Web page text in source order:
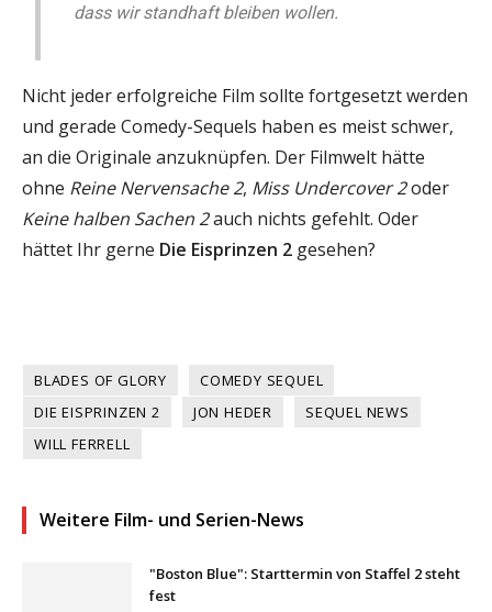
dass wir standhaft bleiben wollen.
Nicht jeder erfolgreiche Film sollte fortgesetzt werden
und gerade Comedy-Sequels haben es meist schwer,
an die Originale anzuknüpfen. Der Filmwelt hätte
ohne Reine Nervensache 2, Miss Undercover 2oder
Keine halben Sachen 2auch nichts gefehlt. Oder
hättet Ihr gerne Die Eisprinzen 2 gesehen?
BLADES OF GLORY
COMEDY SEQUEL
DIE EISPRINZEN 2
JON HEDER
SEQUEL NEWS
WILL FERRELL
Weitere Film- und Serien-News
"Boston Blue": Starttermin von Staffel 2 steht
fest